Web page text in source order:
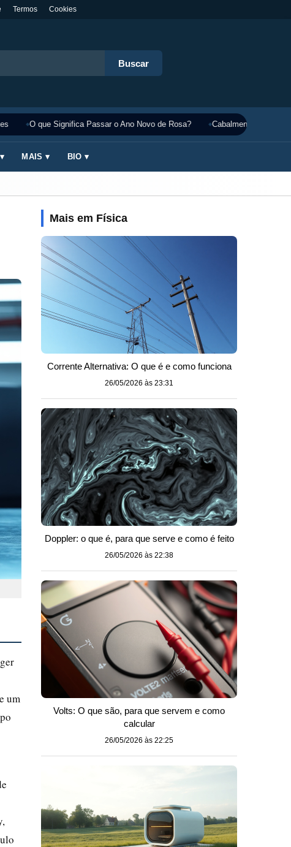
Termos Cookies
Buscar
O que Significa Passar o Ano Novo de Rosa? Cabalmente
MAIS ▾ BIO ▾
um
Mais em Física
Corrente Alternativa: O que é e como funciona
26/05/2026 às 23:31
Doppler: o que é, para que serve e como é feito
26/05/2026 às 22:38
Volts: O que são, para que servem e como
calcular
26/05/2026 às 22:25